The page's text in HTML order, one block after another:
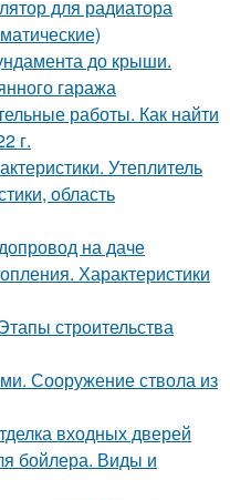
для радиатора
до крыши.
гаража
работы. Как найти
г.
Утеплитель
область
на даче
Характеристики
строительства
Сооружение ствола из
входных дверей
бойлера. Виды и